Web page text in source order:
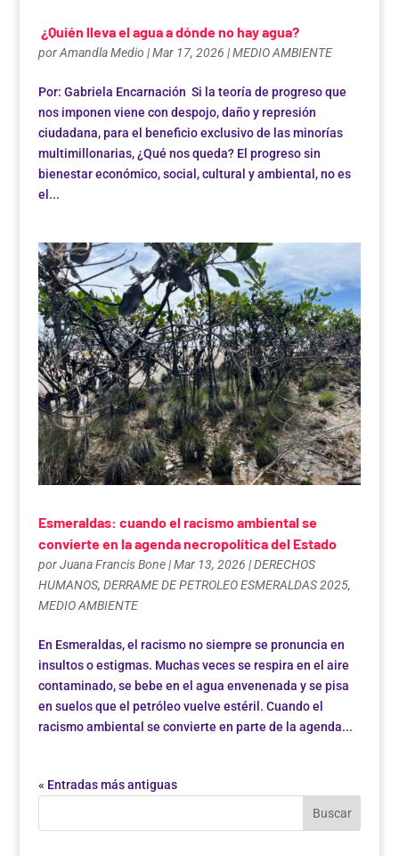
¿Quién lleva el agua a dónde no hay agua?
porAmandla Medio |Mar 17, 2026 |MEDIO AMBIENTE
Por: Gabriela Encarnación Si la teoría de progreso que
nos imponen viene con despojo, daño y represión
ciudadana, para el beneficio exclusivo de las minorías
multimillonarias, ¿Qué nos queda? El progreso sin
bienestar económico, social, cultural y ambiental, no es
el...
Esmeraldas: cuando el racismo ambiental se
convierte en la agenda necropolítica del Estado
porJuana Francis Bone|Mar 13, 2026 |DERECHOS
HUMANOS, DERRAME DE PETROLEO ESMERALDAS 2025,
MEDIO AMBIENTE
En Esmeraldas, el racismo no siempre se pronuncia en
insultos o estigmas. Muchas veces se respira en el aire
contaminado, se bebe en el agua envenenada y se pisa
en suelos que el petróleo vuelve estéril. Cuando el
racismo ambiental se convierte en parte de la agenda...
« Entradas más antiguas